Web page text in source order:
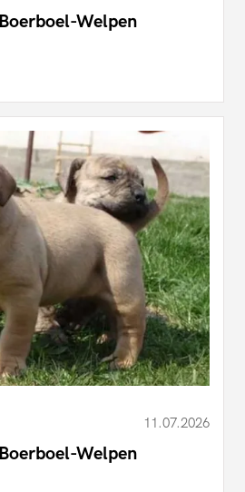
Welpen
11.07.2026
Welpen